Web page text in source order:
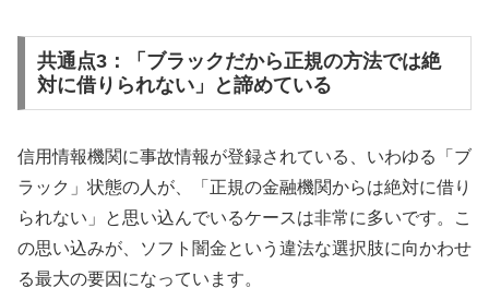
共通点3：「ブラックだから正規の方法では絶
対に借りられない」と諦めている
信用情報機関に事故情報が登録されている、いわゆる「ブ
ラック」状態の人が、「正規の金融機関からは絶対に借り
られない」と思い込んでいるケースは非常に多いです。こ
の思い込みが、ソフト闇金という違法な選択肢に向かわせ
る最大の要因になっています。